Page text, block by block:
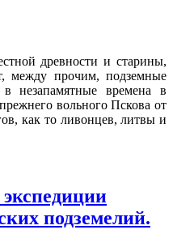
древности и старины,
между прочим, подземные
незапамятные времена в
вольного Пскова от
как то ливонцев, литвы и
подземелий.